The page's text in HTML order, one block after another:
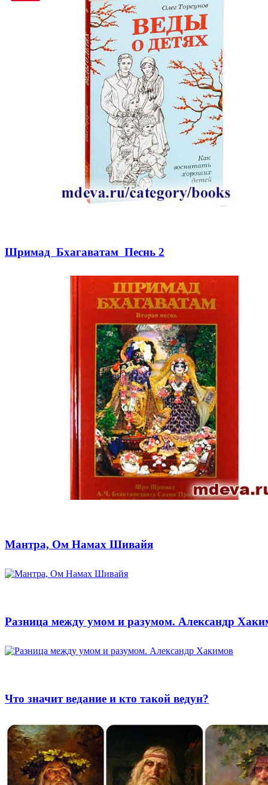
Шримад Бхагаватам Песнь 2
Мантра, Ом Намах Шивайя
Разница между умом и разумом. Александр
Что значит ведание и кто такой ведун?